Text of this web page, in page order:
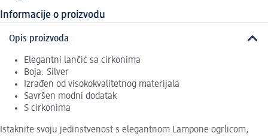
Informacije o proizvodu
Opis proizvoda
Elegantni lančić sa cirkonima
Boja: Silver
Izrađen od visokokvalitetnog materijala
Savršen modni dodatak
S cirkonima
Istaknite svoju jedinstvenost s elegantnom Lampone ogrlicom,